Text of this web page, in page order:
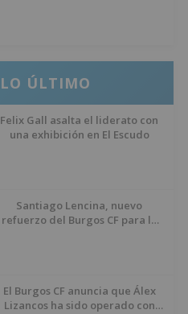
LO ÚLTIMO
Felix Gall asalta el liderato con
una exhibición en El Escudo
Santiago Lencina, nuevo
refuerzo del Burgos CF para la
El Burgos CF anuncia que Álex
Lizancos ha sido operado con